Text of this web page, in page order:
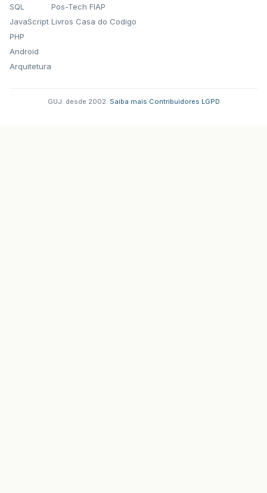
SQL
JavaScript
PHP
Android
Arquitetura
Pos-Tech FIAP
Livros Casa do Codigo
GUJ: desde 2002. Saiba mais Contribuidores LGPD